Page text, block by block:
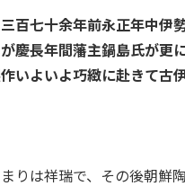
百七十余年前永正年中
慶長年間藩主鍋島氏が更
いよいよ巧緻に赴きて
りは祥瑞で、その後朝鮮